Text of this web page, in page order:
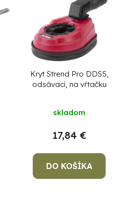
Kryt Strend Pro DDS5,
odsávací, na vŕtačku
skladom
17,84 €
DO KOŠÍKA